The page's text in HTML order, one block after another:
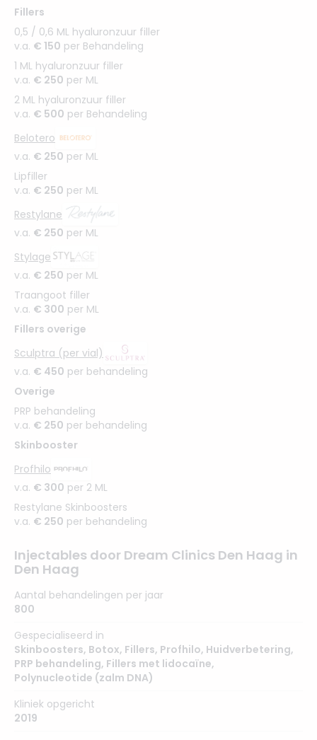
Fillers
0,5 / 0,6 ML hyaluronzuur filler
v.a. € 150 per Behandeling
1 ML hyaluronzuur filler
v.a. € 250 per ML
2 ML hyaluronzuur filler
v.a. € 500 per Behandeling
Belotero
v.a. € 250 per ML
Lipfiller
v.a. € 250 per ML
Restylane
v.a. € 250 per ML
Stylage
v.a. € 250 per ML
Traangoot filler
v.a. € 300 per ML
Fillers overige
Sculptra (per vial)
v.a. € 450 per behandeling
Overige
PRP behandeling
v.a. € 250 per behandeling
Skinbooster
Profhilo
v.a. € 300 per 2 ML
Restylane Skinboosters
v.a. € 250 per behandeling
Injectables door Dream Clinics Den Haag in
Den Haag
Aantal behandelingen per jaar
800
Gespecialiseerd in
Skinboosters, Botox, Fillers, Profhilo, Huidverbetering,
PRP behandeling, Fillers met lidocaïne,
Polynucleotide (zalm DNA)
Kliniek opgericht
2019